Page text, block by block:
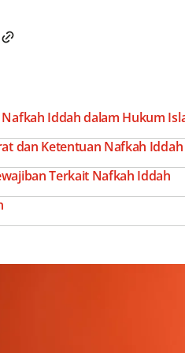
Iddah dalam Hukum
dan Ketentuan Nafkah Iddah
Terkait Nafkah Iddah